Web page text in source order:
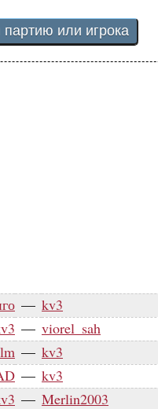
— kv3
— viorel_sah
— kv3
— kv3
— Merlin2003